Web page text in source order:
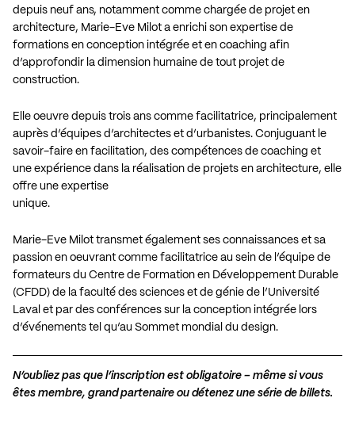
depuis neuf ans, notamment comme chargée de projet en
architecture, Marie-Eve Milot a enrichi son expertise de
formations en conception intégrée et en coaching afin
d’approfondir la dimension humaine de tout projet de
construction.
Elle oeuvre depuis trois ans comme facilitatrice, principalement
auprès d’équipes d’architectes et d’urbanistes. Conjuguant le
savoir-faire en facilitation, des compétences de coaching et
une expérience dans la réalisation de projets en architecture, elle
offre une expertise
unique.
Marie-Eve Milot transmet également ses connaissances et sa
passion en oeuvrant comme facilitatrice au sein de l’équipe de
formateurs du Centre de Formation en Développement Durable
(CFDD) de la faculté des sciences et de génie de l’Université
Laval et par des conférences sur la conception intégrée lors
d’événements tel qu’au Sommet mondial du design.
N’oubliez pas que l’inscription est obligatoire – même si vous
êtes membre, grand partenaire ou détenez une série de billets.